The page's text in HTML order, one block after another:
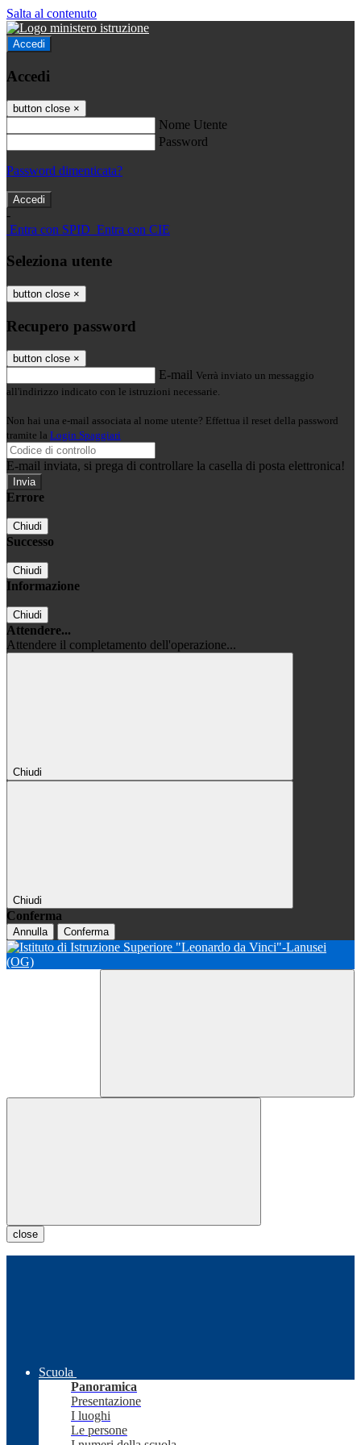
Salta al contenuto
Accedi
Accedi
button close ×
Nome Utente
Password
Password dimenticata?
-
Entra con SPID Entra con CIE
Seleziona utente
button close ×
Recupero password
button close ×
E-mail Verrà inviato un messaggio
all'indirizzo indicato con le istruzioni necessarie.
Non hai una e-mail associata al nome utente? Effettua il reset della password
tramite la Login Spaggiari
E-mail inviata, si prega di controllare la casella di posta elettronica!
Errore
Chiudi
Successo
Chiudi
Informazione
Chiudi
Attendere...
Attendere il completamento dell'operazione...
Chiudi
Chiudi
Conferma
Annulla Conferma
close
Scuola
Panoramica
Presentazione
I luoghi
Le persone